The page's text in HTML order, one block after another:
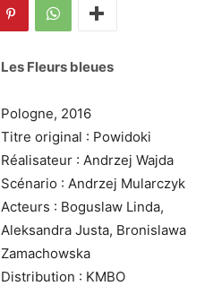
Les Fleurs bleues
Pologne, 2016
Titre original : Powidoki
Réalisateur : Andrzej Wajda
Scénario : Andrzej Mularczyk
Acteurs : Boguslaw Linda,
Aleksandra Justa, Bronislawa
Zamachowska
Distribution : KMBO